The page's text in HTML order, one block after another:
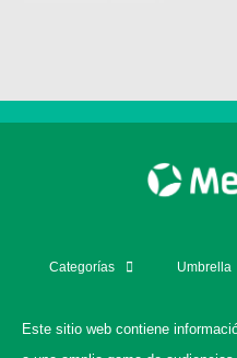
Categorías Umbrella
Este sitio web contiene